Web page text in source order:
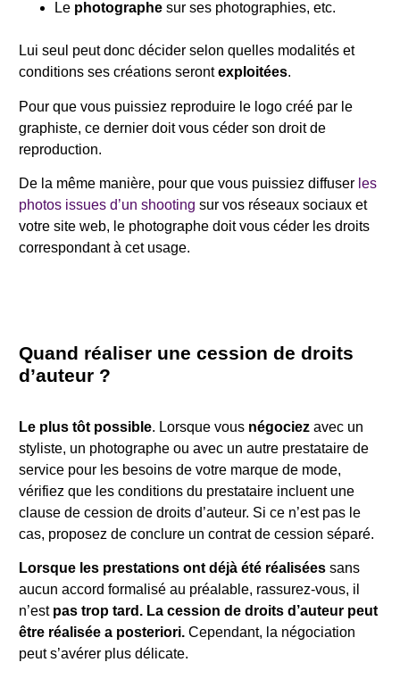
Le photographe sur ses photographies, etc.
Lui seul peut donc décider selon quelles modalités et
conditions ses créations serontexploitées.
Pour que vous puissiez reproduire le logo créé par le
graphiste, ce dernier doit vous céder son droit de
reproduction.
De la même manière, pour que vous puissiez diffuser les
photos issues d’un shooting sur vos réseaux sociaux et
votre site web, le photographe doit vous céder les droits
correspondant à cet usage.
Quand réaliser une cession de droits
d’auteur ?
Le plus tôt possible. Lorsque vous négociez avec un
styliste, un photographe ou avec un autre prestataire de
service pour les besoins de votre marque de mode,
vérifiez que les conditions du prestataire incluent une
clause de cession de droits d’auteur. Si ce n’est pas le
cas, proposez de conclure un contrat de cession séparé.
Lorsque les prestations ont déjà été réalisées sans
aucun accord formalisé au préalable, rassurez-vous, il
n’est pas trop tard. La cession de droits d’auteur peut
être réalisée a posteriori. Cependant, la négociation
peut s’avérer plus délicate.